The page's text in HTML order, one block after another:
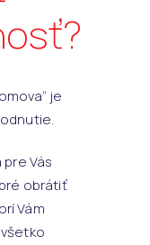
je
Vás
obrátiť
Vám